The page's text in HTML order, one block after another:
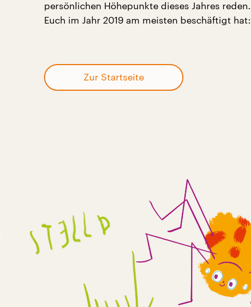
persönlichen Höhepunkte dieses Jahres
Euch im Jahr 2019 am meisten beschäftigt
Zur Startseite